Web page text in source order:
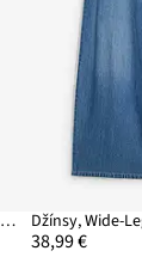
Wide-Leg-džínsy Mid Waist, cropped
38,99 €